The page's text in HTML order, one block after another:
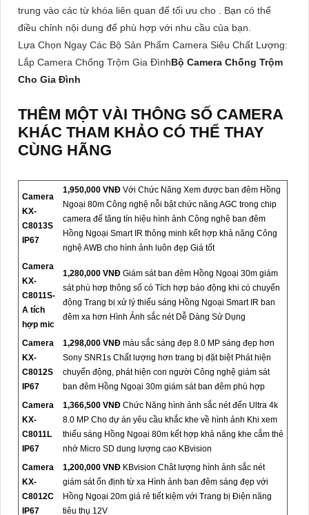
trung vào các từ khóa liên quan để tối ưu cho . Bạn có thể
điều chỉnh nội dung để phù hợp với nhu cầu của bạn.
Lựa Chọn Ngay Các Bộ Sản Phẩm Camera Siêu Chất Lượng:
Lắp Camera Chống Trộm Gia ĐìnhBộ Camera Chống Trộm
Cho Gia Đình
THÊM MỘT VÀI THÔNG SỐ CAMERA
KHÁC THAM KHẢO CÓ THỂ THAY
CÙNG HÃNG
Camera
KX-
C8013S
IP67
1,950,000 VNĐ Với Chức Năng Xem được ban đêm Hồng
Ngoại 80m Công nghệ nỗi bật chức năng AGC trong chip
camera để tăng tín hiệu hình ảnh Công nghệ ban đêm
Hồng Ngoại Smart IR thông minh kết hợp khả năng Công
nghệ AWB cho hình ảnh luôn đẹp Giá tốt
Camera
KX-
C8011S-
A tích
hợp mic
1,280,000 VNĐ Giám sát ban đêm Hồng Ngoại 30m giám
sát phù hơp thông số có Tích hợp báo động khi có chuyển
động Trang bị xử lý thiếu sáng Hồng Ngoại Smart IR ban
đêm xa hơn Hình Ảnh sắc nét Dễ Dàng Sử Dụng
Camera
KX-
C8012S
IP67
1,298,000 VNĐ màu sắc sáng đẹp 8.0 MP sáng đẹp hơn
Sony SNR1s Chất lượng hơn trang bị đặt biệt Phát hiện
chuyển động, phát hiện con người Công nghệ giám sát
ban đêm Hồng Ngoại 30m giám sát ban đêm phù hợp
Camera
KX-
C8011L
IP67
1,366,500 VNĐ Chức Năng hình ảnh sắc nét đến Ultra 4k
8.0 MP Cho dự án yêu cầu khắc khe về hình ảnh Khi xem
thiếu sáng Hồng Ngoại 80m kết hợp khả năng khe cắm thẻ
nhớ Micro SD dung lượng cao KBvision
Camera
KX-
C8012C
IP67
1,200,000 VNĐ KBvision Chât lượng hình ảnh sắc nét
giám sát ổn định từ xa Hình ảnh ban đêm sáng đẹp với
Hồng Ngoại 20m giá rẻ tiết kiệm với Trang bị Điện năng
tiêu thụ 12V